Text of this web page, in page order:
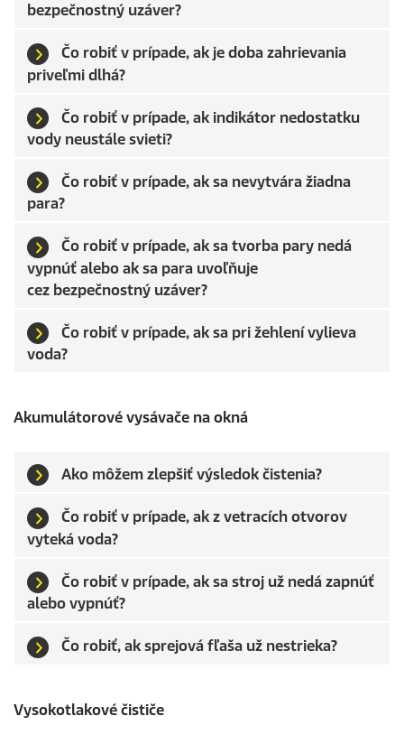
bezpečnostný uzáver?
Čo robiť v prípade, ak je doba zahrievania
priveľmi dlhá?
Čo robiť v prípade, ak indikátor nedostatku
vody neustále svieti?
Čo robiť v prípade, ak sa nevytvára žiadna
para?
Čo robiť v prípade, ak sa tvorba pary nedá
vypnúť alebo ak sa para uvoľňuje
cez bezpečnostný uzáver?
Čo robiť v prípade, ak sa pri žehlení vylieva
voda?
Akumulátorové vysávače na okná
Ako môžem zlepšiť výsledok čistenia?
Čo robiť v prípade, ak z vetracích otvorov
vyteká voda?
Čo robiť v prípade, ak sa stroj už nedá zapnúť
alebo vypnúť?
Čo robiť, ak sprejová fľaša už nestrieka?
Vysokotlakové čističe